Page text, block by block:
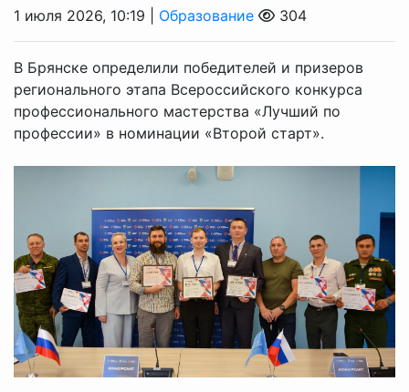
1 июля 2026, 10:19 | Образование 304
В Брянске определили победителей и призеров
регионального этапа Всероссийского конкурса
профессионального мастерства «Лучший по
профессии» в номинации «Второй старт».